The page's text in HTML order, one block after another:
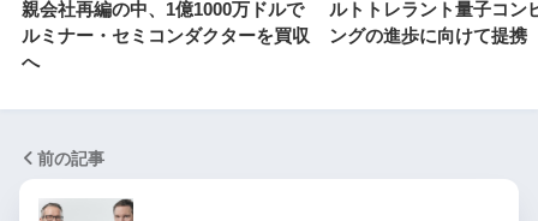
親会社再編の中、1億1000万ドルで
ルミナー・セミコンダクターを買収
へ
ルトトレラント量子コン
ングの進歩に向けて提携
前の記事